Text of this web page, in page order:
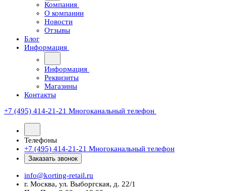
Компания
О компании
Новости
Отзывы
Блог
Информация
Информация
Реквизиты
Магазины
Контакты
+7 (495) 414-21-21 Многоканальный телефон
Телефоны
+7 (495) 414-21-21 Многоканальный телефон
Заказать звонок
info@korting-retail.ru
г. Москва, ул. Выборгская, д. 22/1